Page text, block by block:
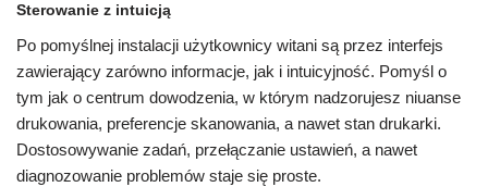
Sterowanie z intuicją
Po pomyślnej instalacji użytkownicy witani są przez interfejs
zawierający zarówno informacje, jak i intuicyjność. Pomyśl o
tym jak o centrum dowodzenia, w którym nadzorujesz niuanse
drukowania, preferencje skanowania, a nawet stan drukarki.
Dostosowywanie zadań, przełączanie ustawień, a nawet
diagnozowanie problemów staje się proste.